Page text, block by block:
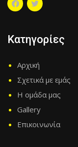
Κατηγορίες
Αρχική
Σχετικά με εμάς
Η ομάδα μας
Gallery
Επικοινωνία